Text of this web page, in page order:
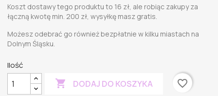
Koszt dostawy tego produktu to 16 zł, ale robiąc zakupy za
łączną kwotę min. 200 zł, wysyłkę masz gratis.
Możesz odebrać go również bezpłatnie w kilku miastach na
Dolnym Śląsku.
Ilość
 DODAJ DO KOSZYKA favorite_border